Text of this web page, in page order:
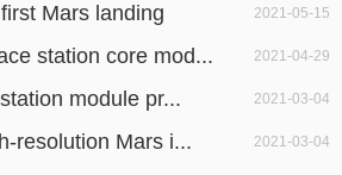
Mars landing 2021-05-15
station core mod... 2021-04-29
module pr... 2021-03-04
resolution Mars i... 2021-03-04